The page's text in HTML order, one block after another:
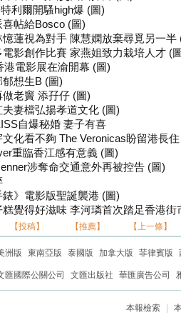
利爾開騷high爆 (圖)
喜帖給Bosco (圖)
憶蓮視為對手 陳慧嫻放棄尋覓另一半
電影創作比賽 家燕姐致力栽培人才 (
港電影展在渝開幕 (圖)
郁想生B (圖)
老竇 添孖仔 (圖)
妻檔弘揚孝道文化 (圖)
自爆秘婚 妻子有喜
化看不夠 The Veronicas盼留港長
重臨香江感有意義 (圖)
涉奪命交通意外再被控告 (圖)
錶》電影版聖誕襲港 (圖)
糕覺得好滋味 李河璘首次踏足香港街
【投稿】 【推薦】 【上一條】
洲版 東南亞版 泰國版 加拿大版 菲律賓版
匯國際公關公司 文匯出版社 華匯廣告公司
本報檢索